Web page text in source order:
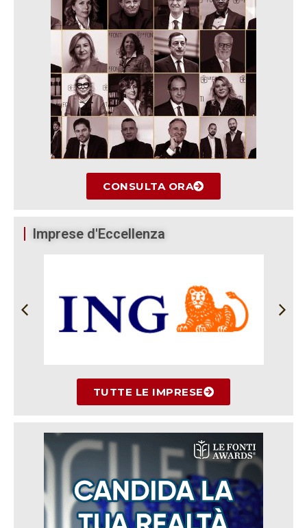
CONSULTA ORA
Imprese d'Eccellenza
TUTTE LE IMPRESE